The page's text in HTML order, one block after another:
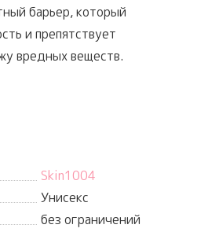
барьер, который
и препятствует
вредных веществ.
Skin1004
Унисекс
без ограничений